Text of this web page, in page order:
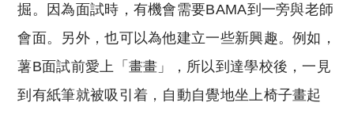
掘。因為面試時，有機會需要BAMA到一旁與老師
會面。另外，也可以為他建立一些新興趣。例如，
薯B面試前愛上「畫畫」，所以到達學校後，一見
到有紙筆就被吸引着，自動自覺地坐上椅子畫起